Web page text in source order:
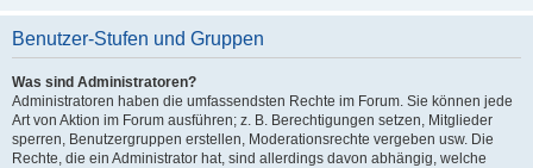
Benutzer-Stufen und Gruppen
Was sind Administratoren?
Administratoren haben die umfassendsten Rechte im Forum. Sie können jede
Art von Aktion im Forum ausführen; z. B. Berechtigungen setzen, Mitglieder
sperren, Benutzergruppen erstellen, Moderationsrechte vergeben usw. Die
Rechte, die ein Administrator hat, sind allerdings davon abhängig, welche